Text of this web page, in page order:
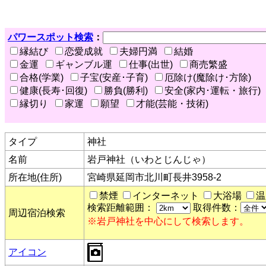
パワースポット検索 ：
縁結び
恋愛成就 夫婦円満
結婚
金運
ギャンブル運 仕事(出世)
商売繁盛
合格(学業)
子宝(安産･子育)
厄除け(魔除け･方除)
健康(長寿･回復)
勝負(勝利)
安全(家内･運転・旅行)
縁切り
家運 願望 才能(芸能・技術)
タイプ
神社
名前
岩戸神社（いわとじんじゃ）
所在地(住所)
宮崎県延岡市北川町長井3958-2
周辺宿泊検索
禁煙 インターネット 大浴場
検索距離範囲：
取得件数：
※岩戸神社を中心にして検索します。
アイコン